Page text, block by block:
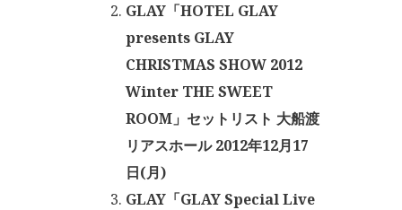
GLAY「HOTEL GLAY
presents GLAY
CHRISTMAS SHOW 2012
Winter THE SWEET
ROOM」セットリスト 大船渡
リアスホール 2012年12月17
日(月)
GLAY「GLAY Special Live